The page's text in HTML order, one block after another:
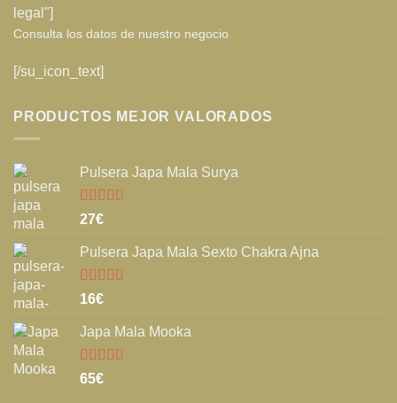
legal"]
Consulta los datos de nuestro negocio
[/su_icon_text]
PRODUCTOS MEJOR VALORADOS
Pulsera Japa Mala Surya
Valorado
5
27€
Pulsera Japa Mala Sexto Chakra Ajna
Valorado
5
16€
Japa Mala Mooka
Valorado
65€